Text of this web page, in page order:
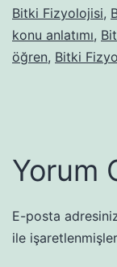
Bitki Fizyolojisi,
konu anlatımı,
öğren, Bitki
Yorum
E-posta
ile